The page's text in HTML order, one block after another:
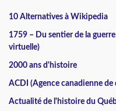
10 Alternatives à Wikipedia
1759 – Du sentier de la
virtuelle)
2000 ans d'histoire
ACDI (Agence canadienne
Actualité de l'histoire du